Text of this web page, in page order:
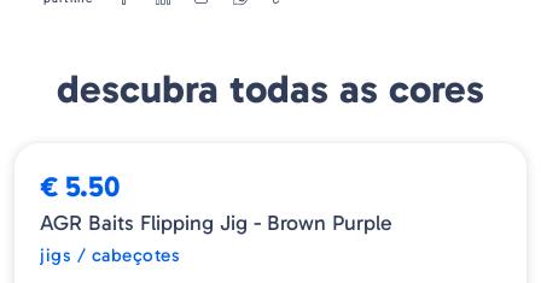
Disponível em 1/2 onças e 3/4 onças.
descubra todas as cores
€ 5.50
AGR Baits Flipping Jig - Brown Purple
jigs / cabeçotes